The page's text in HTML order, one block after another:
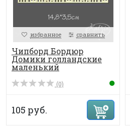
избранное сравнить
Чипборд Бордюр
Домики голландские
маленький
(0)
105 руб.